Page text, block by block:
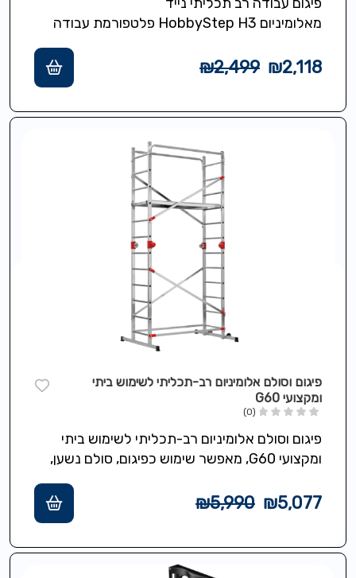
מאלומיניום HobbyStep H3 פלטפורמת עבודה
מים ומניעת החלקה, מעקות…
₪2,499 ₪2,118
פיגום וסולם אלומיניום רב-תכליתי לשימוש ביתי
ומקצועי G60
(0)
פיגום וסולם אלומיניום רב-תכליתי לשימוש ביתי
ומקצועי G60, מאפשר שימוש כפיגום, סולם נשען,
Lock להרכבה…
₪5,990 ₪5,077